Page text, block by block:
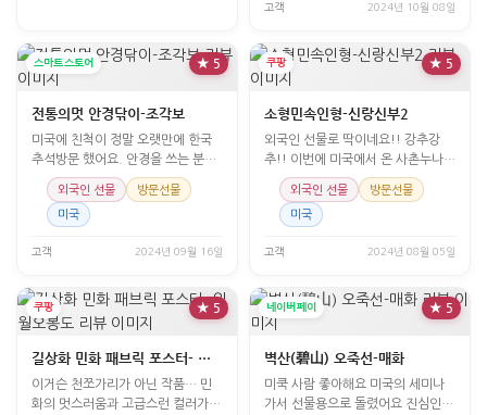
고객 2024년 10월 08일
스마트스토어 ★ 5
전통의멋 안경닦이-조각보
미국에 친척이 정말 오랫만에 한국
추석방문 했어요. 안경을 쓰는 분이
라 선물했더니 정말 고
외국인 선물 방문선물
미국
고객 2024년 09월 16일
쿠팡 ★ 5
소형민속인형-신랑신부2
외국인 선물로 딱이네요!! 강추강
추!! 이번에 미국에서 온 사촌누나들
선물로 구입을 해줬습
외국인 선물 방문선물
미국
고객 2024년 08월 05일
쿠팡 ★ 5
길상화 민화 패브릭 포스터- 일월오봉도
이거슨 천쪼가리가 아닌 작품… 민
화의 멋스러움과 고급스런 컬러가
네이버페이 ★ 5
벽산(碧山) 오죽선-매화
미쿡 사람 좋아해요 미국의 세미나
가서 선물용으로 돌렸어요 진심인지